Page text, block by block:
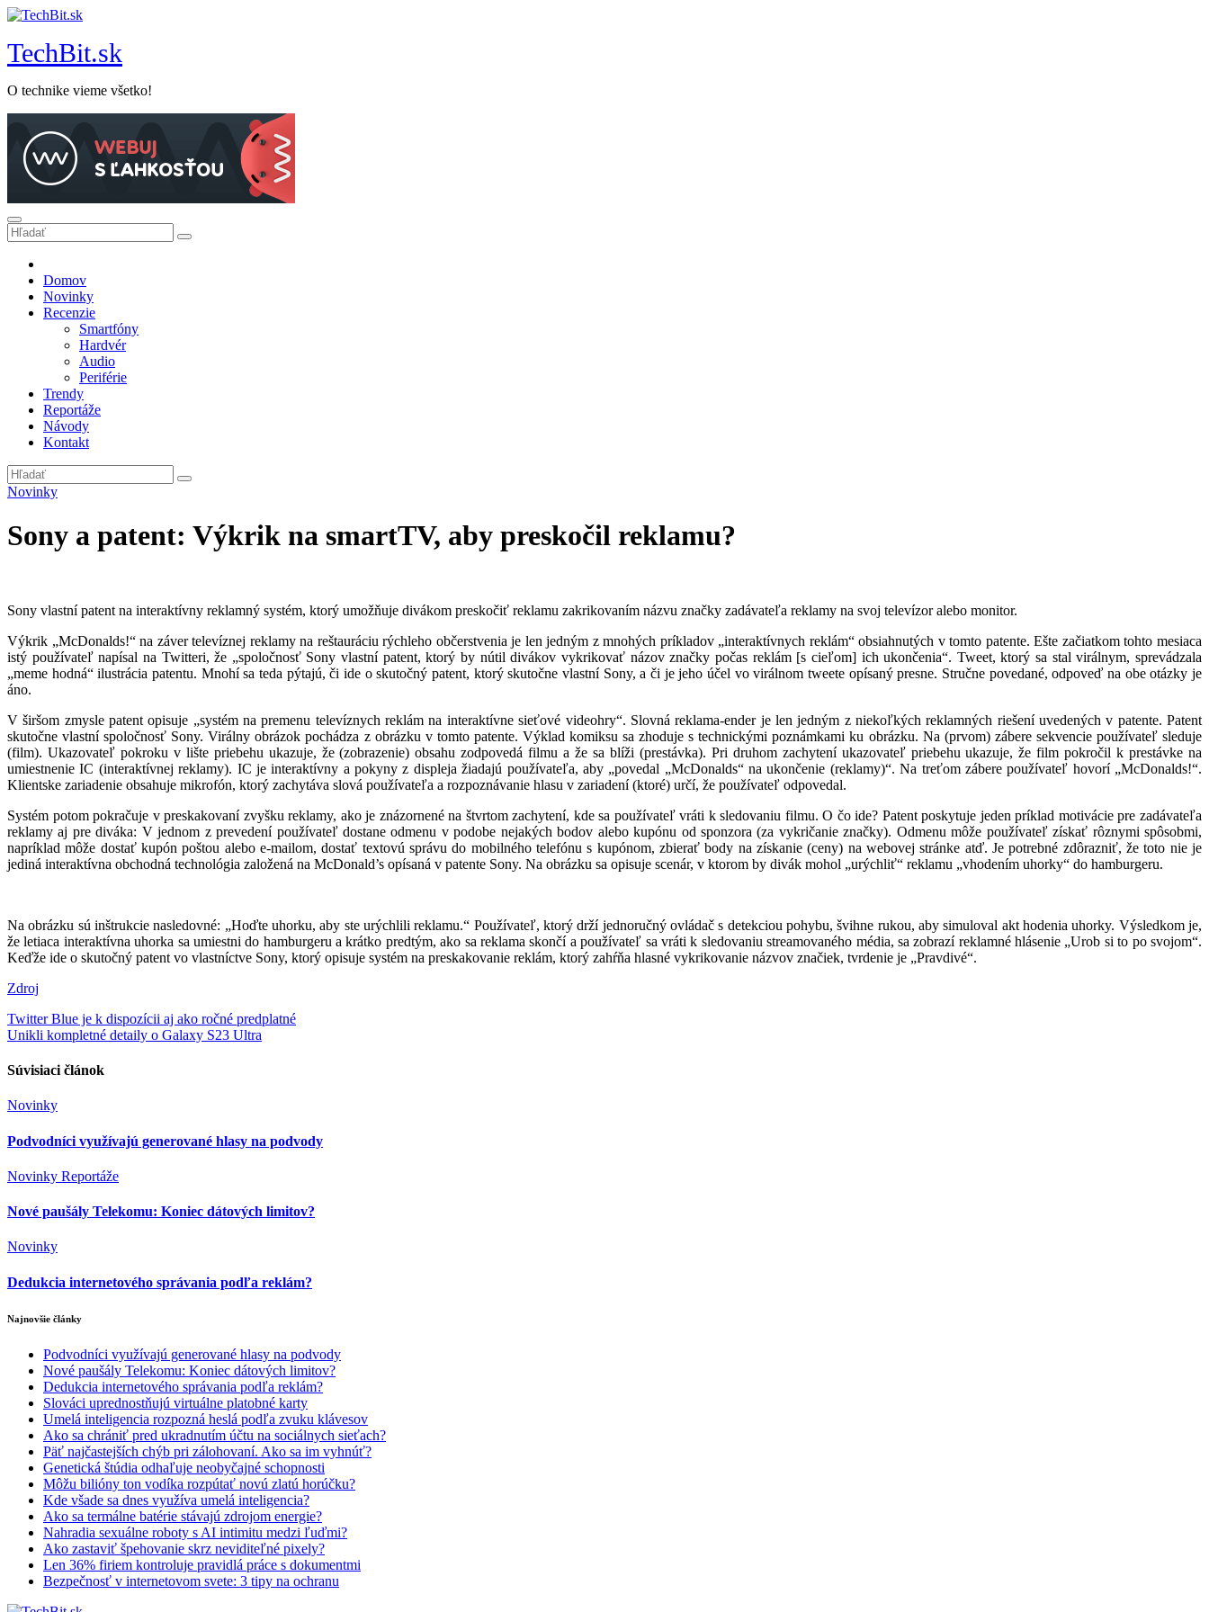
Prejsť
obsah
TechBit.sk
O technike vieme všetko!
Domov
Novinky
Recenzie
Smartfóny
Hardvér
Audio
Periférie
Trendy
Reportáže
Návody
Kontakt
Novinky
Sony a patent: Výkrik na smartTV, aby preskočil reklamu?
Sony vlastní patent na interaktívny reklamný systém, ktorý umožňuje divákom preskočiť reklamu zakrikovaním názvu značky zadávateľa reklamy na svoj televízor alebo monitor.
Výkrik „McDonalds!“ na záver televíznej reklamy na reštauráciu rýchleho občerstvenia je len jedným z mnohých príkladov „interaktívnych reklám“ obsiahnutých v tomto patente. Ešte začiatkom tohto mesiaca
istý používateľ napísal na Twitteri, že „spoločnosť Sony vlastní patent, ktorý by nútil divákov vykrikovať názov značky počas reklám [s cieľom] ich ukončenia“. Tweet, ktorý sa stal virálnym, sprevádzala
„meme hodná“ ilustrácia patentu. Mnohí sa teda pýtajú, či ide o skutočný patent, ktorý skutočne vlastní Sony, a či je jeho účel vo virálnom tweete opísaný presne. Stručne povedané, odpoveď na obe otázky je
áno.
V širšom zmysle patent opisuje „systém na premenu televíznych reklám na interaktívne sieťové videohry“. Slovná reklama-ender je len jedným z niekoľkých reklamných riešení uvedených v patente. Patent
skutočne vlastní spoločnosť Sony. Virálny obrázok pochádza z obrázku v tomto patente. Výklad komiksu sa zhoduje s technickými poznámkami ku obrázku. Na (prvom) zábere sekvencie používateľ sleduje
(film). Ukazovateľ pokroku v lište priebehu ukazuje, že (zobrazenie) obsahu zodpovedá filmu a že sa blíži (prestávka). Pri druhom zachytení ukazovateľ priebehu ukazuje, že film pokročil k prestávke na
umiestnenie IC (interaktívnej reklamy). IC je interaktívny a pokyny z displeja žiadajú používateľa, aby „povedal „McDonalds“ na ukončenie (reklamy)“. Na treťom zábere používateľ hovorí „McDonalds!“.
Klientske zariadenie obsahuje mikrofón, ktorý zachytáva slová používateľa a rozpoznávanie hlasu v zariadení (ktoré) určí, že používateľ odpovedal.
Systém potom pokračuje v preskakovaní zvyšku reklamy, ako je znázornené na štvrtom zachytení, kde sa používateľ vráti k sledovaniu filmu. O čo ide? Patent poskytuje jeden príklad motivácie pre zadávateľa
reklamy aj pre diváka: V jednom z prevedení používateľ dostane odmenu v podobe nejakých bodov alebo kupónu od sponzora (za vykričanie značky). Odmenu môže používateľ získať rôznymi spôsobmi,
napríklad môže dostať kupón poštou alebo e-mailom, dostať textovú správu do mobilného telefónu s kupónom, zbierať body na získanie (ceny) na webovej stránke atď. Je potrebné zdôrazniť, že toto nie je
jediná interaktívna obchodná technológia založená na McDonald’s opísaná v patente Sony. Na obrázku sa opisuje scenár, v ktorom by divák mohol „urýchliť“ reklamu „vhodením uhorky“ do hamburgeru.
Na obrázku sú inštrukcie nasledovné: „Hoďte uhorku, aby ste urýchlili reklamu.“ Používateľ, ktorý drží jednoručný ovládač s detekciou pohybu, švihne rukou, aby simuloval akt hodenia uhorky. Výsledkom je,
že letiaca interaktívna uhorka sa umiestni do hamburgeru a krátko predtým, ako sa reklama skončí a používateľ sa vráti k sledovaniu streamovaného média, sa zobrazí reklamné hlásenie „Urob si to po svojom“.
Keďže ide o skutočný patent vo vlastníctve Sony, ktorý opisuje systém na preskakovanie reklám, ktorý zahŕňa hlasné vykrikovanie názvov značiek, tvrdenie je „Pravdivé“.
Zdroj
Navigácia
v
článku
Twitter Blue je k dispozícii aj ako ročné predplatné
Unikli kompletné detaily o Galaxy S23 Ultra
Súvisiaci článok
Novinky
Podvodníci využívajú generované hlasy na podvody
Novinky Reportáže
Nové paušály Telekomu: Koniec dátových limitov?
Novinky
Dedukcia internetového správania podľa reklám?
Najnovšie články
Podvodníci využívajú generované hlasy na podvody
Nové paušály Telekomu: Koniec dátových limitov?
Dedukcia internetového správania podľa reklám?
Slováci uprednostňujú virtuálne platobné karty
Umelá inteligencia rozpozná heslá podľa zvuku klávesov
Ako sa chrániť pred ukradnutím účtu na sociálnych sieťach?
Päť najčastejších chýb pri zálohovaní. Ako sa im vyhnúť?
Genetická štúdia odhaľuje neobyčajné schopnosti
Môžu bilióny ton vodíka rozpútať novú zlatú horúčku?
Kde všade sa dnes využíva umelá inteligencia?
Ako sa termálne batérie stávajú zdrojom energie?
Nahradia sexuálne roboty s AI intimitu medzi ľuďmi?
Ako zastaviť špehovanie skrz neviditeľné pixely?
Len 36% firiem kontroluje pravidlá práce s dokumentmi
Bezpečnosť v internetovom svete: 3 tipy na ochranu